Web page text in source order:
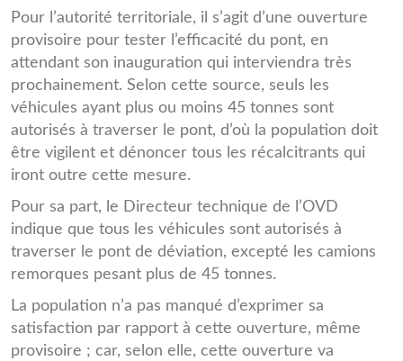
Pour l’autorité territoriale, il s’agit d’une ouverture
provisoire pour tester l’efficacité du pont, en
attendant son inauguration qui interviendra très
prochainement. Selon cette source, seuls les
véhicules ayant plus ou moins 45 tonnes sont
autorisés à traverser le pont, d’où la population doit
être vigilent et dénoncer tous les récalcitrants qui
iront outre cette mesure.
Pour sa part, le Directeur technique de l’OVD
indique que tous les véhicules sont autorisés à
traverser le pont de déviation, excepté les camions
remorques pesant plus de 45 tonnes.
La population n’a pas manqué d’exprimer sa
satisfaction par rapport à cette ouverture, même
provisoire ; car, selon elle, cette ouverture va